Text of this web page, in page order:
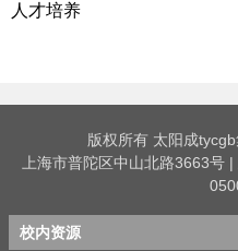
人才培养
版权所有 太阳成
上海市普陀区中山北路3663号
校内资源